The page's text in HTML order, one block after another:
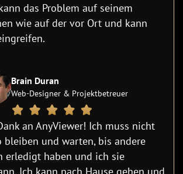
das Problem auf seinem
wie auf der vor Ort und kann
Brain Duran
Web-Designer & Projektbetreuer
an AnyViewer! Ich muss nicht
bleiben und warten, bis andere
erledigt haben und ich sie
Ich kann nach Hause gehen und